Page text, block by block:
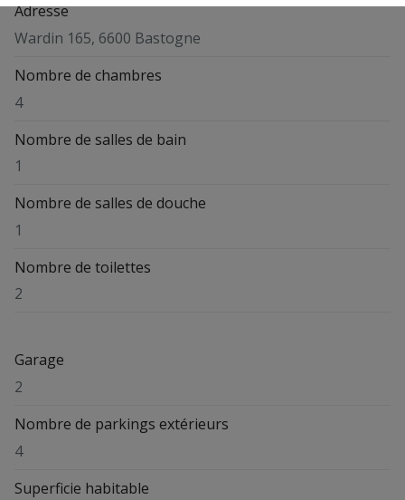
Adresse
Wardin 165, 6600 Bastogne
Nombre de chambres
4
Nombre de salles de bain
1
Nombre de salles de douche
1
Nombre de toilettes
2
Garage
2
Nombre de parkings extérieurs
4
Superficie habitable